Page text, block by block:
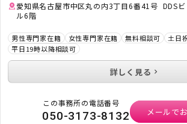
愛知県名古屋市中区丸の内3丁目6番41号 DDSビ
ル6階
男性専門家在籍 女性専門家在籍 無料相談可
土日
平日19時以降相談可
詳しく見る
この事務所の電話番号
050-3173-8132 メールで